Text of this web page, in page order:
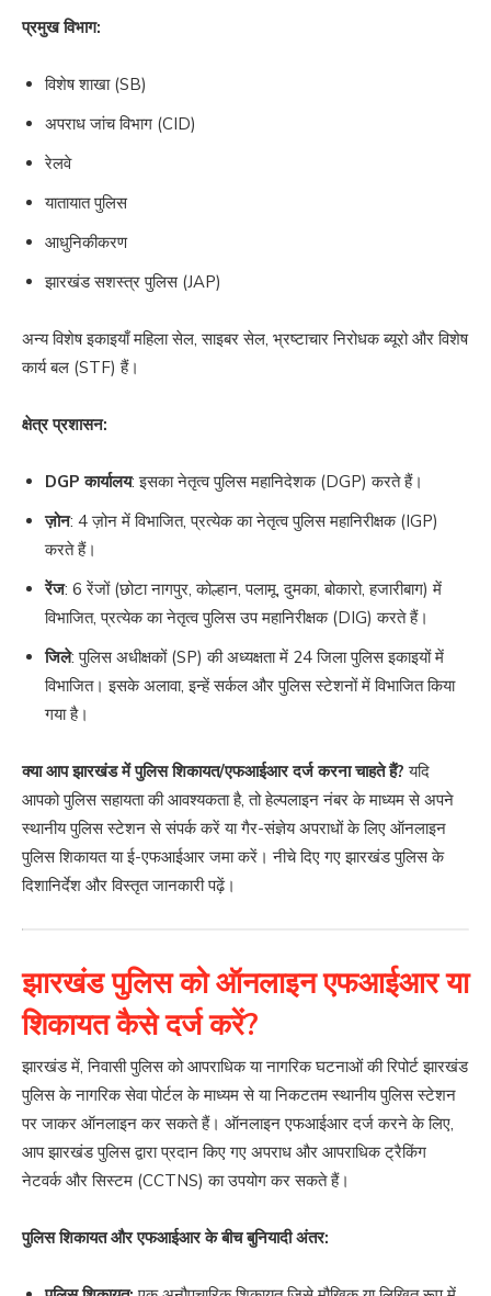
प्रमुख विभाग:
विशेष शाखा (SB)
अपराध जांच विभाग (CID)
रेलवे
यातायात पुलिस
आधुनिकीकरण
झारखंड सशस्त्र पुलिस (JAP)
अन्य विशेष इकाइयाँ महिला सेल, साइबर सेल, भ्रष्टाचार निरोधक ब्यूरो और विशेष
कार्य बल (STF) हैं।
क्षेत्र प्रशासन:
DGP कार्यालय: इसका नेतृत्व पुलिस महानिदेशक (DGP) करते हैं।
ज़ोन: 4 ज़ोन में विभाजित, प्रत्येक का नेतृत्व पुलिस महानिरीक्षक (IGP)
करते हैं।
रेंज: 6 रेंजों (छोटा नागपुर, कोल्हान, पलामू, दुमका, बोकारो, हजारीबाग) में
विभाजित, प्रत्येक का नेतृत्व पुलिस उप महानिरीक्षक (DIG) करते हैं।
जिले: पुलिस अधीक्षकों (SP) की अध्यक्षता में 24 जिला पुलिस इकाइयों में
विभाजित। इसके अलावा, इन्हें सर्कल और पुलिस स्टेशनों में विभाजित किया
गया है।
क्या आप झारखंड में पुलिस शिकायत/एफआईआर दर्ज करना चाहते हैं?यदि
आपको पुलिस सहायता की आवश्यकता है, तो हेल्पलाइन नंबर के माध्यम से अपने
स्थानीय पुलिस स्टेशन से संपर्क करें या गैर-संज्ञेय अपराधों के लिए ऑनलाइन
पुलिस शिकायत या ई-एफआईआर जमा करें। नीचे दिए गए झारखंड पुलिस के
दिशानिर्देश और विस्तृत जानकारी पढ़ें।
झारखंड पुलिस को ऑनलाइन एफआईआर या
शिकायत कैसे दर्ज करें?
झारखंड में, निवासी पुलिस को आपराधिक या नागरिक घटनाओं की रिपोर्ट झारखंड
पुलिस के नागरिक सेवा पोर्टल के माध्यम से या निकटतम स्थानीय पुलिस स्टेशन
पर जाकर ऑनलाइन कर सकते हैं। ऑनलाइन एफआईआर दर्ज करने के लिए,
आप झारखंड पुलिस द्वारा प्रदान किए गए अपराध और आपराधिक ट्रैकिंग
नेटवर्क और सिस्टम (CCTNS) का उपयोग कर सकते हैं।
पुलिस शिकायत और एफआईआर के बीच बुनियादी अंतर: